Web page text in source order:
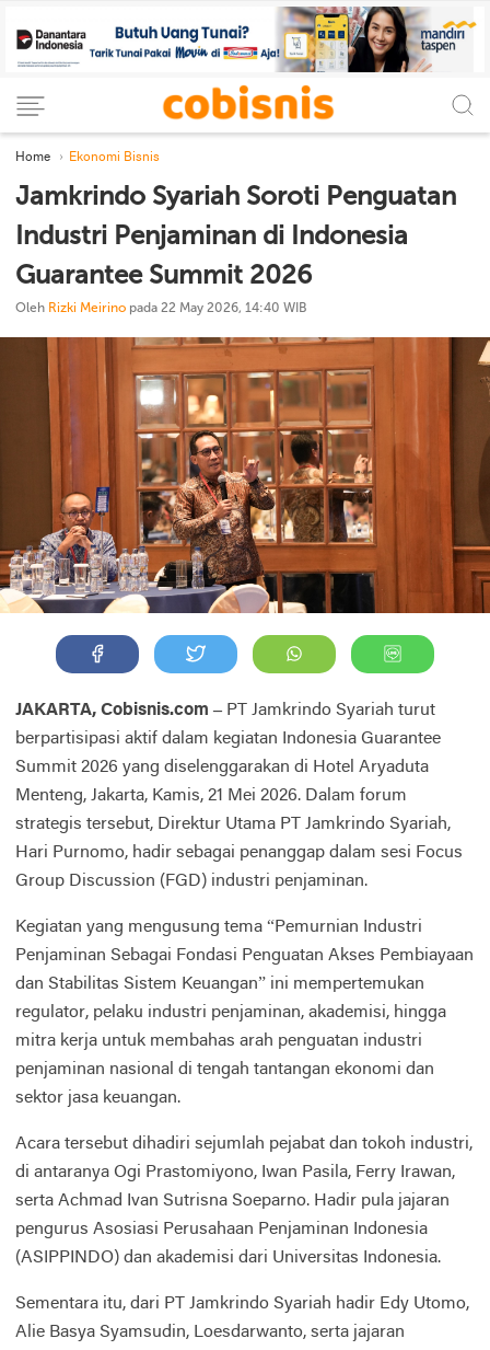
Home Ekonomi Bisnis
Jamkrindo Syariah Soroti Penguatan
Industri Penjaminan di Indonesia
Guarantee Summit 2026
Oleh Rizki Meirino pada 22 May 2026, 14:40 WIB
JAKARTA, Cobisnis.com – PT Jamkrindo Syariah turut
berpartisipasi aktif dalam kegiatan Indonesia Guarantee
Summit 2026 yang diselenggarakan di Hotel Aryaduta
Menteng, Jakarta, Kamis, 21 Mei 2026. Dalam forum
strategis tersebut, Direktur Utama PT Jamkrindo Syariah,
Hari Purnomo, hadir sebagai penanggap dalam sesi Focus
Group Discussion (FGD) industri penjaminan.
Kegiatan yang mengusung tema “Pemurnian Industri
Penjaminan Sebagai Fondasi Penguatan Akses Pembiayaan
dan Stabilitas Sistem Keuangan” ini mempertemukan
regulator, pelaku industri penjaminan, akademisi, hingga
mitra kerja untuk membahas arah penguatan industri
penjaminan nasional di tengah tantangan ekonomi dan
sektor jasa keuangan.
Acara tersebut dihadiri sejumlah pejabat dan tokoh industri,
di antaranya Ogi Prastomiyono, Iwan Pasila, Ferry Irawan,
serta Achmad Ivan Sutrisna Soeparno. Hadir pula jajaran
pengurus Asosiasi Perusahaan Penjaminan Indonesia
(ASIPPINDO) dan akademisi dari Universitas Indonesia.
Sementara itu, dari PT Jamkrindo Syariah hadir Edy Utomo,
Alie Basya Syamsudin, Loesdarwanto, serta jajaran